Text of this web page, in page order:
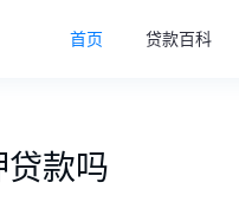
首页 贷款百科
贷款吗